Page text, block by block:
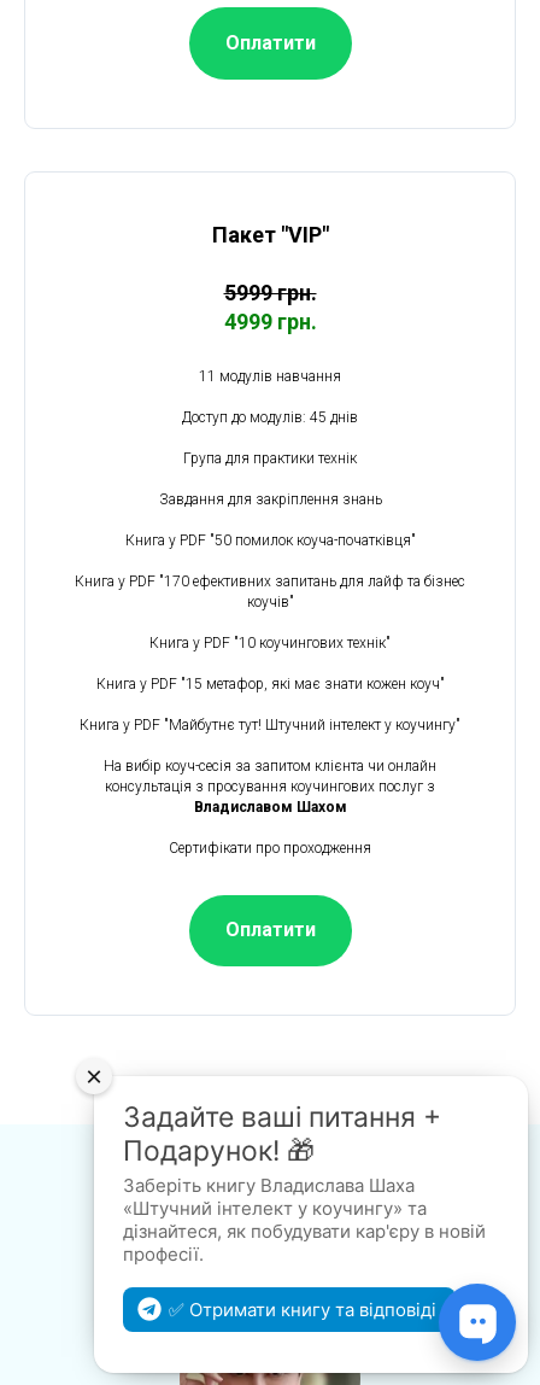
Оплатити
Пакет "VIP"
5999 грн.
4999 грн.
11 модулів навчання
Доступ до модулів: 45 днів
Група для практики технік
Завдання для закріплення знань
Книга у PDF "50 помилок коуча-початківця"
Книга у PDF "170 ефективних запитань для лайф та бізнес
коучів"
Книга у PDF "10 коучингових технік"
Книга у PDF "15 метафор, які має знати кожен коуч"
Книга у PDF "Майбутнє тут! Штучний інтелект у коучингу"
На вибір коуч-сесія за запитом клієнта чи онлайн
консультація з просування коучингових послуг з
Владиславом Шахом
Сертифікати про проходження
Оплатити
Відгуки студентів
Задайте ваші питання +
Подарунок! 🎁
Заберіть книгу Владислава Шаха
«Штучний інтелект у коучингу» та
дізнайтеся, як побудувати кар'єру в новій
професії.
✅ Отримати книгу та відповіді
×